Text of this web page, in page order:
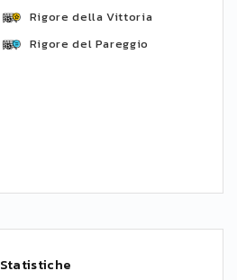
Rigore della Vittoria
Rigore del Pareggio
Statistiche